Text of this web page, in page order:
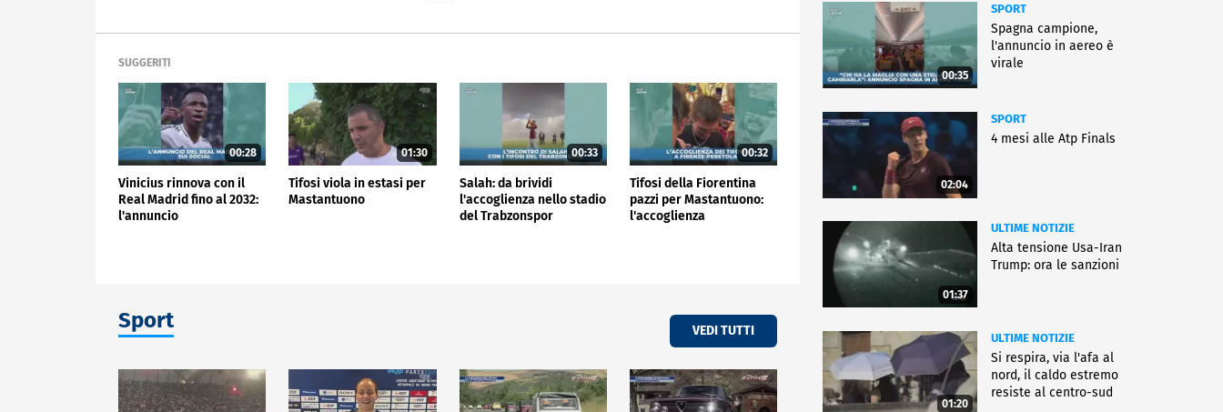
SUGGERITI
00:28
Vinicius rinnova con il
Real Madrid fino al 2032:
l'annuncio
01:30
Tifosi viola in estasi per
Mastantuono
00:33
Salah: da brividi
l'accoglienza nello stadio
del Trabzonspor
00:32
Tifosi della Fiorentina
pazzi per Mastantuono:
l'accoglienza
Sport VEDI TUTTI
00:35
SPORT
Spagna campione,
l'annuncio in aereo è
virale
02:04
SPORT
4 mesi alle Atp Finals
01:37
ULTIME NOTIZIE
Alta tensione Usa-Iran
Trump: ora le sanzioni
01:20
ULTIME NOTIZIE
Si respira, via l'afa al
nord, il caldo estremo
resiste al centro-sud